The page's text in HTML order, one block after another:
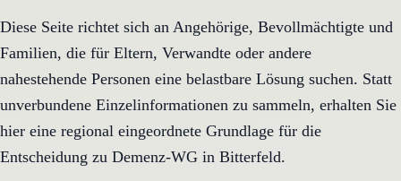
Diese Seite richtet sich an Angehörige, Bevollmächtigte und
Familien, die für Eltern, Verwandte oder andere
nahestehende Personen eine belastbare Lösung suchen. Statt
unverbundene Einzelinformationen zu sammeln, erhalten Sie
hier eine regional eingeordnete Grundlage für die
Entscheidung zu Demenz-WG in Bitterfeld.